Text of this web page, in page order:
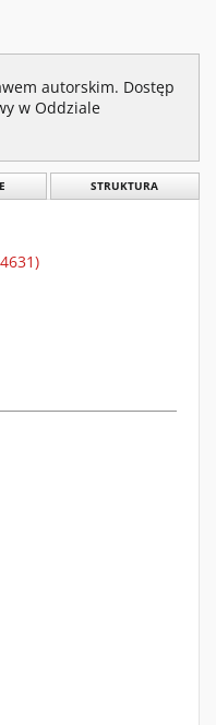
autorskim. Dostęp
w Oddziale
STRUKTURA